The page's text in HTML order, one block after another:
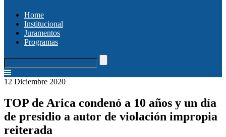
Home
Institucional
Juramentos
Programas
12 Diciembre 2020
TOP de Arica condenó a 10 años y un día
de presidio a autor de violación impropia
reiterada